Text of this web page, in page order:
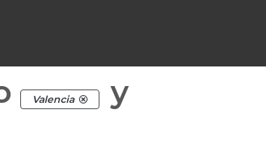
Valencia
y